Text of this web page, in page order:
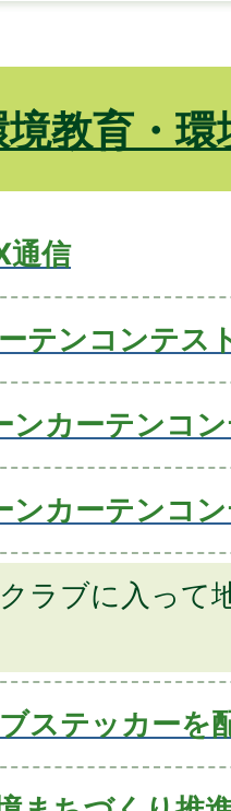
教育・環
通信
テンコンテス
カーテンコ
カーテンコ
ラブに入って
ステッカーを